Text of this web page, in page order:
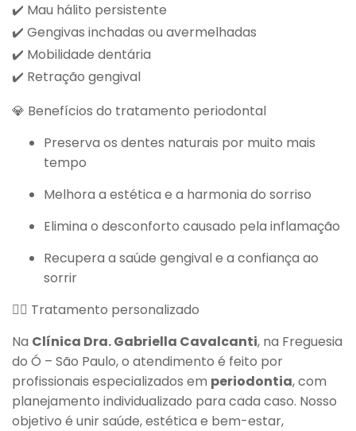
✔️ Mau hálito persistente
✔️ Gengivas inchadas ou avermelhadas
✔️ Mobilidade dentária
✔️ Retração gengival
💎 Benefícios do tratamento periodontal
Preserva os dentes naturais por muito mais
tempo
Melhora a estética e a harmonia do sorriso
Elimina o desconforto causado pela inflamação
Recupera a saúde gengival e a confiança ao
sorrir
👩‍⚕️ Tratamento personalizado
Na Clínica Dra. Gabriella Cavalcanti, na Freguesia
do Ó – São Paulo, o atendimento é feito por
profissionais especializados em periodontia, com
planejamento individualizado para cada caso. Nosso
objetivo é unir saúde, estética e bem-estar,